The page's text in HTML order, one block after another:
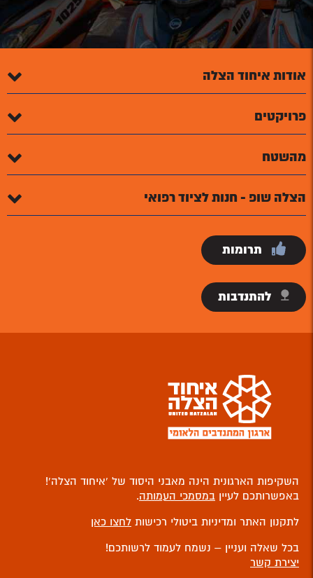
אודות איחוד הצלה
פרויקטים
מהשטח
הצלה שופ - חנות לציוד רפואי
תרומות
להתנדבות
השקיפות הארגונית הינה מאבני היסוד של ‘איחוד הצלה’!
באפשרותכם לעיין במסמכי העמותה.
לתקנון האתר ומדיניות ביטולי רכישות לחצו כאן
בכל שאלה ועניין – נשמח לעמוד לרשותכם!
יצירת קשר